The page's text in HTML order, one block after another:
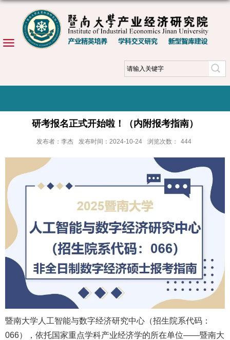
研考报名正式开始啦！（内附报考指南）
发布者：李杰 发布时间：2024-10-24 浏览次数： 444
暨南大学人工智能与数字经济研究中心（招生院系代码：
066），依托国家重点学科产业经济学的所在单位——暨南大